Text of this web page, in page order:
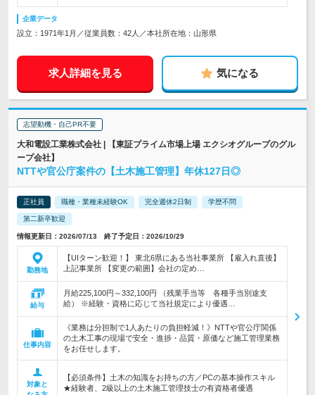
企業データ
設立：1971年1月／従業員数：42人／本社所在地：山形県
求人詳細を見る 気になる
志望動機・自己PR不要
大和電設工業株式会社 | 【東証プライム市場上場 エクシオグループのグル
ープ会社】
NTTや官公庁案件の【土木施工管理】年休127日◎
正社員 職種・業種未経験OK 完全週休2日制 学歴不問
第二新卒歓迎
情報更新日：2026/07/13 終了予定日：2026/10/29
勤務地
【UIターン歓迎！】 東北6県にある当社事業所 【雇入れ直後】
上記事業所 【変更の範囲】会社の定め…
給与
月給225,100円～332,100円 （残業手当等 各種手当別途支
給） ※経験・資格に応じて当社規定により優遇…
仕事内容
《業務は分担制で1人あたりの負担軽減！》NTTや官公庁関係
の土木工事の現場で安全・進捗・品質・原価など施工管理業務
をお任せします。
対象と
【必須条件】土木の知識をお持ちの方／PCの基本操作スキル
★経験者、2級以上の土木施工管理技士の有資格者優遇